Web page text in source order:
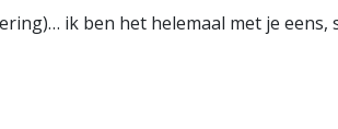
ik ben het helemaal met je